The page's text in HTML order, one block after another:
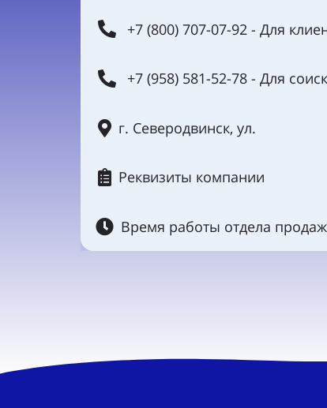
+7 (800) 707-07-92 - Для
+7 (958) 581-52-78 - Для
г. Северодвинск, ул.
Реквизиты компании
Время работы отдела